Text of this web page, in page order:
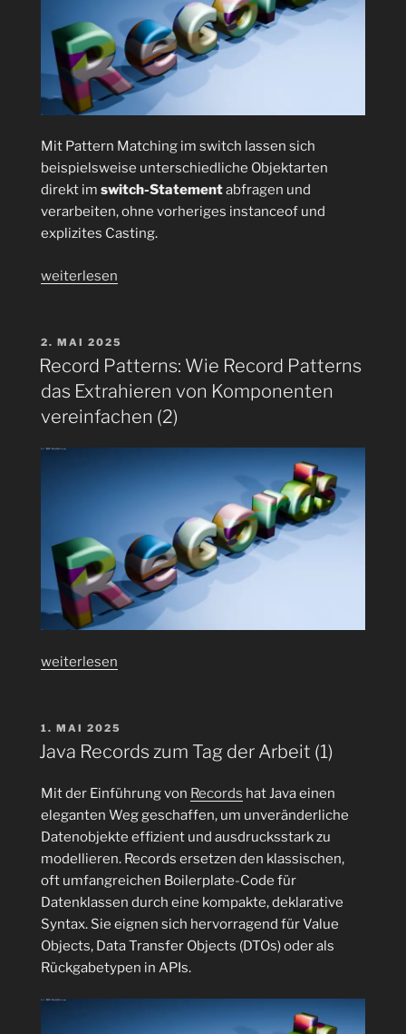
Mit Pattern Matching im switch lassen sich
beispielsweise unterschiedliche Objektarten
direkt im switch-Statementabfragen und
verarbeiten, ohne vorheriges instanceof und
explizites Casting.
„Pattern
switch
(3)“
weiterlesen
VERÖFFENTLICHT
AM
2. MAI 2025
Record Patterns: Wie Record Patterns
das Extrahieren von Komponenten
vereinfachen (2)
„Record
Record
Patterns
Extrahieren
von
Komponenten
vereinfachen
(2)“
weiterlesen
VERÖFFENTLICHT
AM
1. MAI 2025
Java Records zum Tag der Arbeit (1)
Mit der Einführung von Records hat Java einen
eleganten Weg geschaffen, um unveränderliche
Datenobjekte effizient und ausdrucksstark zu
modellieren. Records ersetzen den klassischen,
oft umfangreichen Boilerplate-Code für
Datenklassen durch eine kompakte, deklarative
Syntax. Sie eignen sich hervorragend für Value
Objects, Data Transfer Objects (DTOs) oder als
Rückgabetypen in APIs.